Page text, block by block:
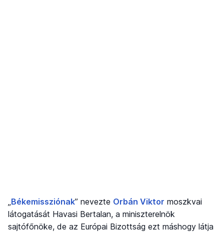
Békemissziónak” nevezte Orbán Viktor moszkvai
látogatását Havasi Bertalan, a miniszterelnök
sajtófőnöke, de az Európai Bizottság ezt máshogy látja